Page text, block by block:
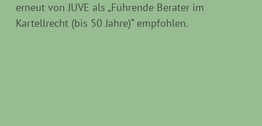
erneut von JUVE als „Führende Berater im
Kartellrecht (bis 50 Jahre)“ empfohlen.